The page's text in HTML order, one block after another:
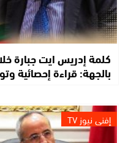
كلمة إدريس ايت جبارة
بالجهة: قراءة إحصائية
إفني نيوز TV